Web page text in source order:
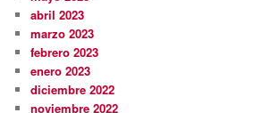
abril 2023
marzo 2023
febrero 2023
enero 2023
diciembre 2022
noviembre 2022